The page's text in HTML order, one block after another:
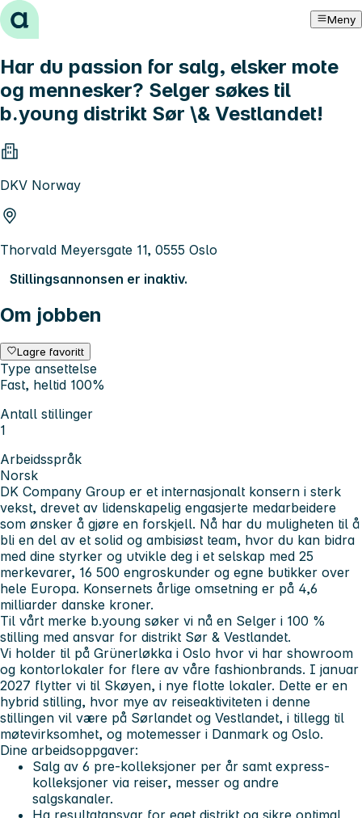
Hopp til innhold Meny
Har du passion for salg, elsker mote
og mennesker? Selger søkes til
b.young distrikt Sør \& Vestlandet!
DKV Norway
Thorvald Meyersgate 11, 0555 Oslo
Stillingsannonsen er inaktiv.
Om jobben
Lagre favoritt
Type ansettelse
Fast, heltid 100%
Antall stillinger
1
Arbeidsspråk
Norsk
DK Company Group er et internasjonalt konsern i sterk
vekst, drevet av lidenskapelig engasjerte medarbeidere
som ønsker å gjøre en forskjell. Nå har du muligheten til å
bli en del av et solid og ambisiøst team, hvor du kan bidra
med dine styrker og utvikle deg i et selskap med 25
merkevarer, 16 500 engroskunder og egne butikker over
hele Europa. Konsernets årlige omsetning er på 4,6
milliarder danske kroner.
Til vårt merke b.young søker vi nå en Selger i 100 %
stilling med ansvar for distrikt Sør & Vestlandet.
Vi holder til på Grünerløkka i Oslo hvor vi har showroom
og kontorlokaler for flere av våre fashionbrands. I januar
2027 flytter vi til Skøyen, i nye flotte lokaler. Dette er en
hybrid stilling, hvor mye av reiseaktiviteten i denne
stillingen vil være på Sørlandet og Vestlandet, i tillegg til
møtevirksomhet, og motemesser i Danmark og Oslo.
Dine arbeidsoppgaver:
Salg av 6 pre-kolleksjoner per år samt express-
kolleksjoner via reiser, messer og andre
salgskanaler.
Ha resultatansvar for eget distrikt og sikre optimal